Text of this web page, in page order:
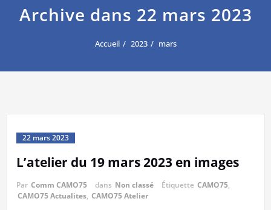
Archive dans 22 mars 2023
Accueil 2023 mars
22 mars 2023
L’atelier du 19 mars 2023 en images
Par Comm CAMO75 dans Non classé Étiquette CAMO75,
CAMO75 Actualites, CAMO75 Atelier